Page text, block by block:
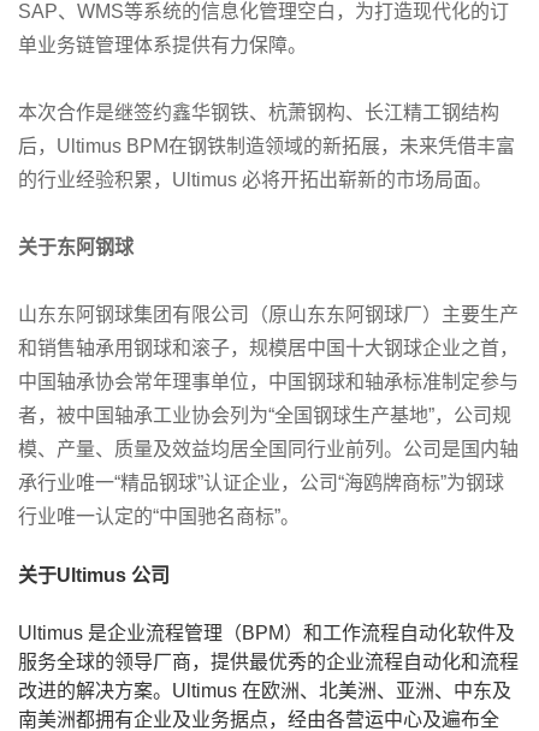
SAP、WMS等系统的信息化管理空白，为打造现代化的订
单业务链管理体系提供有力保障。
本次合作是继签约鑫华钢铁、杭萧钢构、长江精工钢结构
后，Ultimus BPM在钢铁制造领域的新拓展，未来凭借丰富
的行业经验积累，Ultimus 必将开拓出崭新的市场局面。
关于东阿钢球
山东东阿钢球集团有限公司（原山东东阿钢球厂）主要生产
和销售轴承用钢球和滚子，规模居中国十大钢球企业之首，
中国轴承协会常年理事单位，中国钢球和轴承标准制定参与
者，被中国轴承工业协会列为“全国钢球生产基地”，公司规
模、产量、质量及效益均居全国同行业前列。公司是国内轴
承行业唯一“精品钢球”认证企业，公司“海鸥牌商标”为钢球
行业唯一认定的“中国驰名商标”。
关于Ultimus 公司
Ultimus 是企业流程管理（BPM）和工作流程自动化软件及
服务全球的领导厂商，提供最优秀的企业流程自动化和流程
改进的解决方案。Ultimus 在欧洲、北美洲、亚洲、中东及
南美洲都拥有企业及业务据点，经由各营运中心及遍布全